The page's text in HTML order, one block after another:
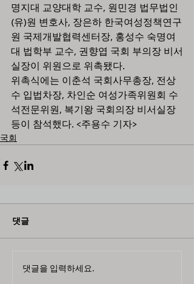
명지대 교양대학 교수, 원민경 법무법인
(유)원 변호사, 장은하 한국여성정책연구
원 국제개발협력센터장, 홍성수 숙명여
대 법학부 교수, 권향엽 국회 부의장 비서
실장이 위원으로 위촉됐다.
위촉식에는 이춘석 국회사무총장, 전상
수 입법차장, 차인순 여성가족위원회 수
석전문위원, 복기왕 국회의장 비서실장
등이 참석했다. <주용수 기자>
국회
댓글
댓글을 입력하세요.